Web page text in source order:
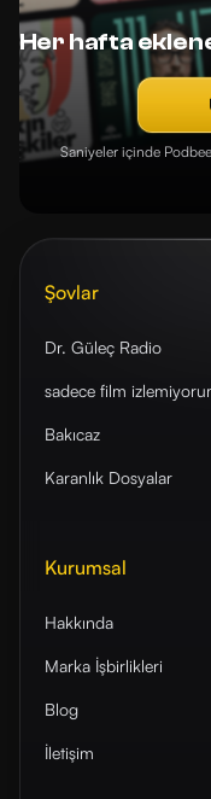
Her hafta
Saniyeler içinde
Şovlar
Dr. Güleç Radio
sadece film
Bakıcaz
Karanlık Dosyalar
Kurumsal
Hakkında
Marka İşbirlikleri
Blog
İletişim